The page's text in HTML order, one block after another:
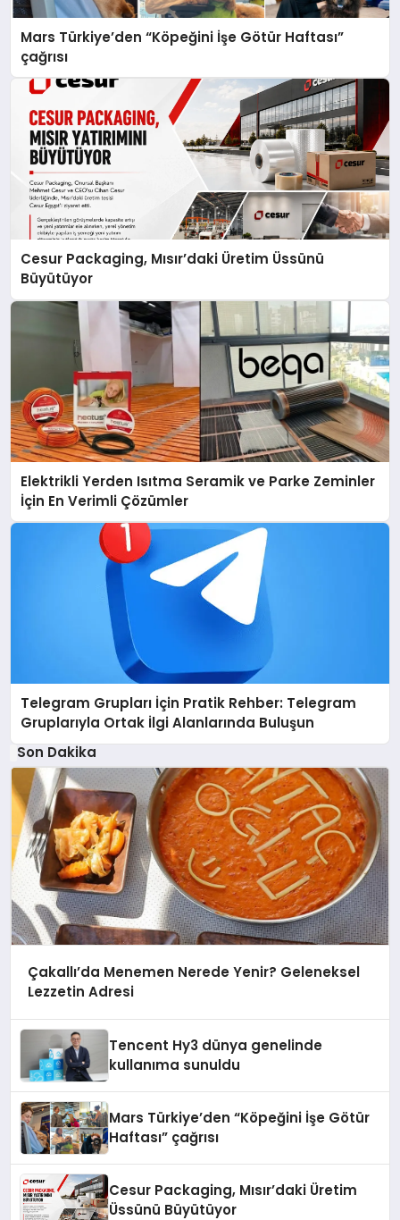
Mars Türkiye’den “Köpeğini İşe Götür Haftası”
çağrısı
Cesur Packaging, Mısır’daki Üretim Üssünü
Büyütüyor
Elektrikli Yerden Isıtma Seramik ve Parke Zeminler
İçin En Verimli Çözümler
Telegram Grupları İçin Pratik Rehber: Telegram
Gruplarıyla Ortak İlgi Alanlarında Buluşun
Son Dakika
Çakallı’da Menemen Nerede Yenir? Geleneksel
Lezzetin Adresi
Tencent Hy3 dünya genelinde
kullanıma sunuldu
Mars Türkiye’den “Köpeğini İşe Götür
Haftası” çağrısı
Cesur Packaging, Mısır’daki Üretim
Üssünü Büyütüyor